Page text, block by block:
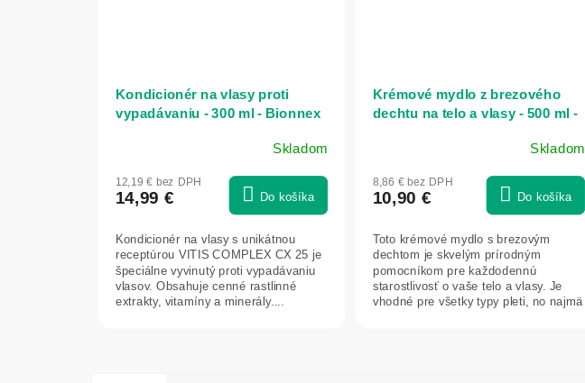
Kondicionér na vlasy proti
vypadávaniu - 300 ml - Bionnex
produktu
z
5
hviezdičiek.
Skladom
12,19 € bez DPH
14,99 € Do košíka
Kondicionér na vlasy s unikátnou
receptúrou VITIS COMPLEX CX 25 je
špeciálne vyvinutý proti vypadávaniu
vlasov. Obsahuje cenné rastlinné
extrakty, vitamíny a minerály....
Krémové mydlo z brezového
dechtu na telo a vlasy - 500 ml -
produktu
z
5
hviezdičiek.
Skladom
8,86 € bez DPH
10,90 € Do košíka
Toto krémové mydlo s brezovým
dechtom je skvelým prírodným
pomocníkom pre každodennú
starostlivosť o vaše telo a vlasy. Je
vhodné pre všetky typy pleti, no najmä